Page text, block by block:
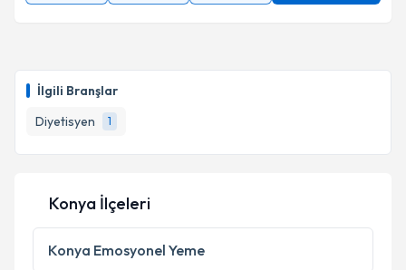
İlgili Branşlar
Diyetisyen
1
Konya İlçeleri
Konya Emosyonel Yeme